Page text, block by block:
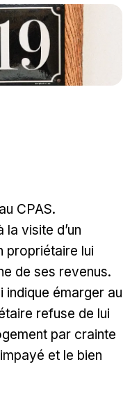
CPAS.
la visite d’un
propriétaire lui
de ses revenus.
indique émarger au
refuse de lui
par crainte
et le bien